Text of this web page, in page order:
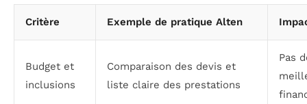
Critère Exemple de pratique Alten
Budget et
inclusions
Comparaison des devis et
liste claire des prestations
Pas